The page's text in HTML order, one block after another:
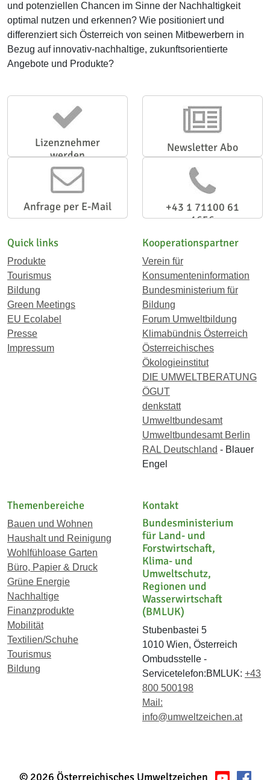
und potenziellen Chancen im Sinne der Nachhaltigkeit
optimal nutzen und erkennen? Wie positioniert und
differenziert sich Österreich von seinen Mitbewerbern in
Bezug auf innovativ-nachhaltige, zukunftsorientierte
Angebote und Produkte?
Lizenznehmer
werden
Newsletter Abo
Anfrage per E-Mail
+43 1 71100 61
1656
Quick links
Produkte
Tourismus
Bildung
Green Meetings
EU Ecolabel
Presse
Impressum
Kooperationspartner
Verein für
Konsumenteninformation
Bundesministerium für
Bildung
Forum Umweltbildung
Klimabündnis Österreich
Österreichisches
Ökologieinstitut
DIE UMWELTBERATUNG
ÖGUT
denkstatt
Umweltbundesamt
Umweltbundesamt Berlin
RAL Deutschland - Blauer
Engel
Themenbereiche
Bauen und Wohnen
Haushalt und Reinigung
Wohlfühloase Garten
Büro, Papier & Druck
Grüne Energie
Nachhaltige
Finanzprodukte
Mobilität
Textilien/Schuhe
Tourismus
Bildung
Kontakt
Bundesministerium
für Land- und
Forstwirtschaft,
Klima- und
Umweltschutz,
Regionen und
Wasserwirtschaft
(BMLUK)
Stubenbastei 5
1010 Wien, Österreich
Ombudsstelle -
Servicetelefon:BMLUK: +43
800 500198
Mail:
info@umweltzeichen.at
© 2026 Österreichisches Umweltzeichen